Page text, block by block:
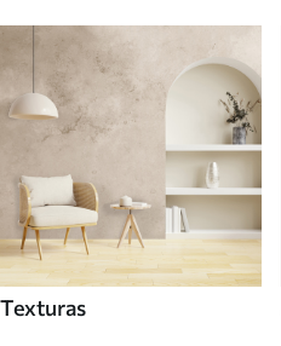
Texturas